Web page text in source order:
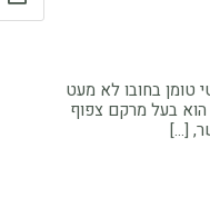
בחובו לא מעט
הוא בעל מרקם צפוף
[…]